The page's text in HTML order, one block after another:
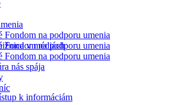
v médiách
k informáciám